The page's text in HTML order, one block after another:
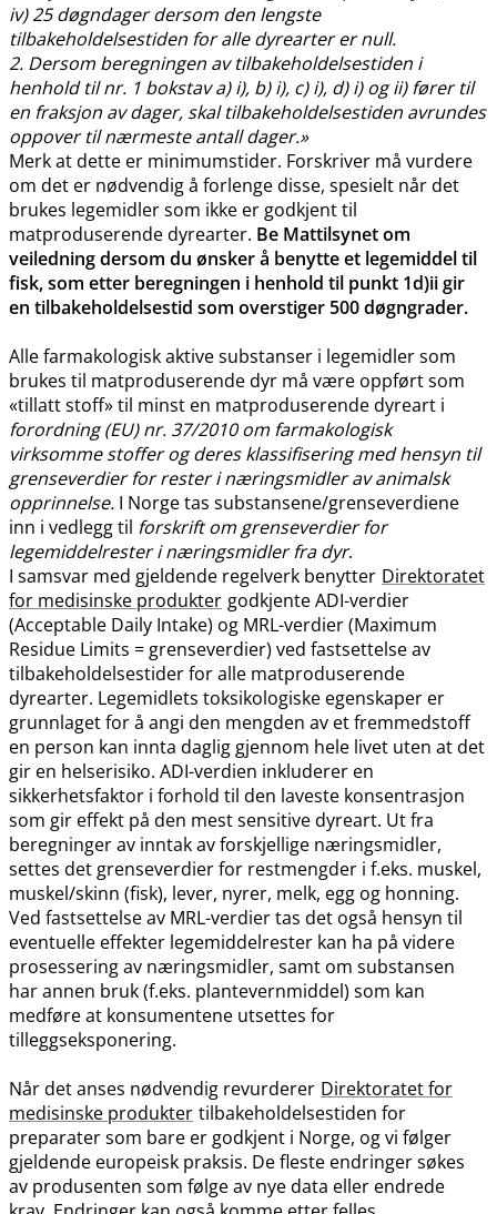
iv) 25 døgndager dersom den lengste
tilbakeholdelsestiden for alle dyrearter er null.
2. Dersom beregningen av tilbakeholdelsestiden i
henhold til nr. 1 bokstav a) i), b) i), c) i), d) i) og ii) fører til
en fraksjon av dager, skal tilbakeholdelsestiden avrundes
oppover til nærmeste antall dager.»
Merk at dette er minimumstider. Forskriver må vurdere
om det er nødvendig å forlenge disse, spesielt når det
brukes legemidler som ikke er godkjent til
matproduserende dyrearter. Be Mattilsynet om
veiledning dersom du ønsker å benytte et legemiddel til
fisk, som etter beregningen i henhold til punkt 1d)ii gir
en tilbakeholdelsestid som overstiger 500 døgngrader.
Alle farmakologisk aktive substanser i legemidler som
brukes til matproduserende dyr må være oppført som
«tillatt stoff» til minst en matproduserende dyreart i
forordning (EU) nr. 37/2010 om farmakologisk
virksomme stoffer og deres klassifisering med hensyn til
grenseverdier for rester i næringsmidler av animalsk
opprinnelse. I Norge tas substansene​/​grenseverdiene
inn i vedlegg til forskrift om grenseverdier for
legemiddelrester i næringsmidler fra dyr.
I samsvar med gjeldende regelverk benytter Direktoratet
for medisinske produkter godkjente ADI-verdier
(Acceptable Daily Intake) og MRL-verdier (Maximum
Residue Limits = grenseverdier) ved fastsettelse av
tilbakeholdelsestider for alle matproduserende
dyrearter. Legemidlets toksikologiske egenskaper er
grunnlaget for å angi den mengden av et fremmedstoff
en person kan innta daglig gjennom hele livet uten at det
gir en helserisiko. ADI-verdien inkluderer en
sikkerhetsfaktor i forhold til den laveste konsentrasjon
som gir effekt på den mest sensitive dyreart. Ut fra
beregninger av inntak av forskjellige næringsmidler,
settes det grenseverdier for restmengder i f.eks. muskel,
muskel​/​skinn (fisk), lever, nyrer, melk, egg og honning.
Ved fastsettelse av MRL-verdier tas det også hensyn til
eventuelle effekter legemiddelrester kan ha på videre
prosessering av næringsmidler, samt om substansen
har annen bruk (f.eks. plantevernmiddel) som kan
medføre at konsumentene utsettes for
tilleggseksponering.
Når det anses nødvendig revurderer Direktoratet for
medisinske produkter tilbakeholdelsestiden for
preparater som bare er godkjent i Norge, og vi følger
gjeldende europeisk praksis. De fleste endringer søkes
av produsenten som følge av nye data eller endrede